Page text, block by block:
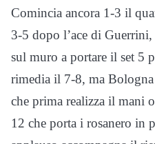
Comincia ancora 1-3 il
3-5 dopo l’ace di
sul muro a portare il set 5
rimedia il 7-8, ma
che prima realizza il mani
12 che porta i rosanero in